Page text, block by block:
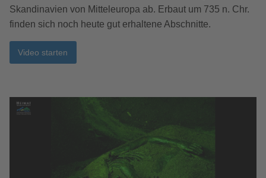
Skandinavien von Mitteleuropa ab. Erbaut um 735 n. Chr.
finden sich noch heute gut erhaltene Abschnitte.
Video starten